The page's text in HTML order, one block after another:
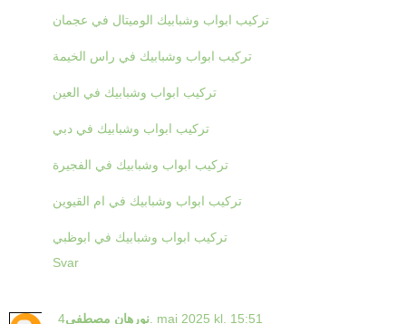
تركيب ابواب وشبابيك الوميتال في عجمان
تركيب ابواب وشبابيك في راس الخيمة
تركيب ابواب وشبابيك في العين
تركيب ابواب وشبابيك في دبي
تركيب ابواب وشبابيك في الفجيرة
تركيب ابواب وشبابيك في ام القيوين
تركيب ابواب وشبابيك في ابوظبي
Svar
نورهان مصطفى 4. mai 2025 kl. 15:51